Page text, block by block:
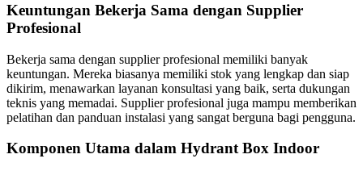
Keuntungan Bekerja Sama dengan Supplier
Profesional
Bekerja sama dengan supplier profesional memiliki banyak
keuntungan. Mereka biasanya memiliki stok yang lengkap dan siap
dikirim, menawarkan layanan konsultasi yang baik, serta dukungan
teknis yang memadai. Supplier profesional juga mampu memberikan
pelatihan dan panduan instalasi yang sangat berguna bagi pengguna.
Komponen Utama dalam Hydrant Box Indoor